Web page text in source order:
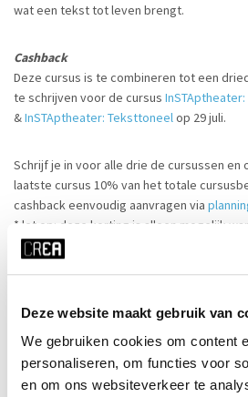
Deze website maakt gebruik van
We gebruiken cookies om content
personaliseren, om functies voor
en om ons websiteverkeer te
wat een tekst tot leven brengt.
Cashback
Deze cursus is te combineren tot een
te schrijven voor de cursus
&InSTAptheater: Teksttoneelop 29 juli.
Schrijf je in voor alle drie de cursussen en
laatste cursus 10% van het totale
cashback eenvoudig aanvragen via
* let op: deze korting is alleen mogelijk
cursussen door zijn gegaan en je
Het kortingsbedrag en het
Ingangsniveau